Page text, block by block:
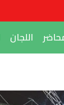
اللجان